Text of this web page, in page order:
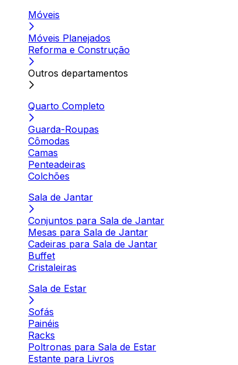
Móveis
Móveis Planejados
Reforma e Construção
Outros departamentos
Quarto Completo
Guarda-Roupas
Cômodas
Camas
Penteadeiras
Colchões
Sala de Jantar
Conjuntos para Sala de Jantar
Mesas para Sala de Jantar
Cadeiras para Sala de Jantar
Buffet
Cristaleiras
Sala de Estar
Sofás
Painéis
Racks
Poltronas para Sala de Estar
Estante para Livros